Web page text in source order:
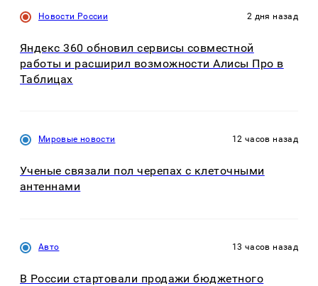
Новости России 2 дня назад
Яндекс 360 обновил сервисы совместной
работы и расширил возможности Алисы Про в
Таблицах
Мировые новости 12 часов назад
Ученые связали пол черепах с клеточными
антеннами
Авто 13 часов назад
В России стартовали продажи бюджетного